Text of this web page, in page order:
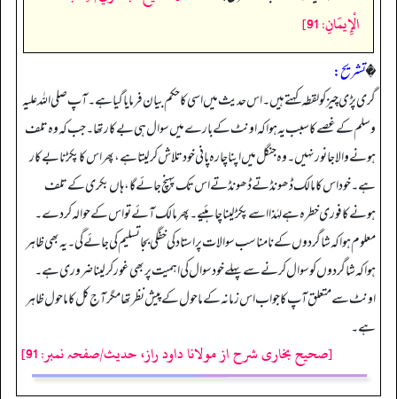
الْإِيمَانِ: 91]
�تشریح:
گری پڑی چیز کو لقطہ کہتے ہیں۔ اس حدیث میں اسی کا حکم بیان فرمایا گیا ہے۔ آپ صلی اللہ علیہ
وسلم کے غصے کا سبب یہ ہوا کہ اونٹ کے بارے میں سوال ہی بےکار تھا۔ جب کہ وہ تلف
ہونے والا جانور نہیں۔ وہ جنگل میں اپنا چارہ پانی خود تلاش کر لیتا ہے، پھر اس کا پکڑنا بے کار
ہے۔ خود اس کا مالک ڈھونڈتے ڈھونڈتے اس تک پہنچ جائے گا، ہاں بکری کے تلف
ہونے کا فوری خطرہ ہے لہٰذا اسے پکڑ لینا چاہئیے۔ پھر مالک آئے تو اس کے حوالہ کر دے۔
معلوم ہوا کہ شاگردوں کے نامناسب سوالات پر استاد کی خفگی بجا تسلیم کی جائے گی۔ یہ بھی ظاہر
ہوا کہ شاگردوں کو سوال کرنے سے پہلے خود سوال کی اہمیت پر بھی غور کر لینا ضروری ہے۔
اونٹ سے متعلق آپ کا جواب اس زمانہ کے ماحول کے پیش نظر تھا مگر آج کل کا ماحول ظاہر
ہے۔
[صحیح بخاری شرح از مولانا داود راز، حدیث/صفحہ نمبر: 91]